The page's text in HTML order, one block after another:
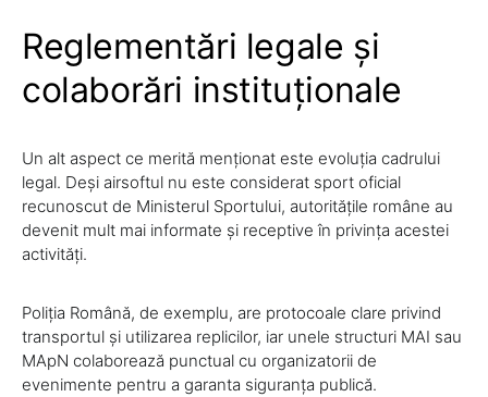
Reglementări legale și
colaborări instituționale
Un alt aspect ce merită menționat este evoluția cadrului
legal. Deși airsoftul nu este considerat sport oficial
recunoscut de Ministerul Sportului, autoritățile române au
devenit mult mai informate și receptive în privința acestei
activități.
Poliția Română, de exemplu, are protocoale clare privind
transportul și utilizarea replicilor, iar unele structuri MAI sau
MApN colaborează punctual cu organizatorii de
evenimente pentru a garanta siguranța publică.